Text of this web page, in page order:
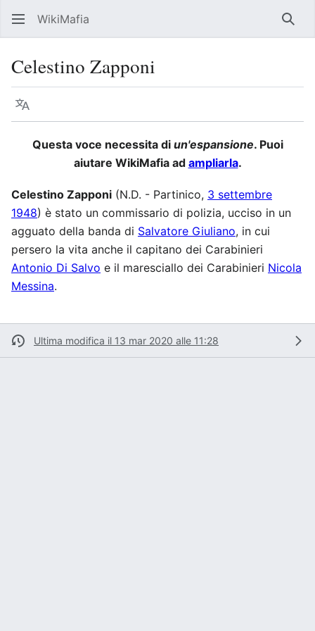
WikiMafia
Celestino Zapponi
Lingua
Questa voce necessita di un'espansione. Puoi
aiutare WikiMafia ad ampliarla.
Celestino Zapponi (N.D. - Partinico, 3 settembre
1948) è stato un commissario di polizia, ucciso in un
agguato della banda di Salvatore Giuliano, in cui
persero la vita anche il capitano dei Carabinieri
Antonio Di Salvo e il maresciallo dei Carabinieri Nicola
Messina.
Ultima modifica il 13 mar 2020 alle 11:28